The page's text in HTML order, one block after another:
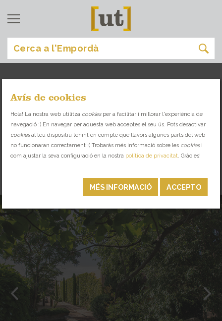
[ art i cultura ]
MUSEUS, GALERIES I ESPAIS D’ART.
ENDINSA’T EN L’ESCENA ARTÍSTICA DE
L’EMPORDÀ!
MUSEUS ACCEPTO
MÉS INFORMACIÓ
Avís de cookies
Hola! La nostra web utilitza cookiesper a facilitar i millorar l'experiència de
navegació :) En navegar per aquesta web acceptes el seu ús. Pots desactivar
cookiesal teu dispositiu tenint en compte que llavors algunes parts del web
no funcionaran correctament :( Trobaràs més informació sobre les cookiesi
com ajustar la seva configuració en la nostra política de privacitat . Gràcies!